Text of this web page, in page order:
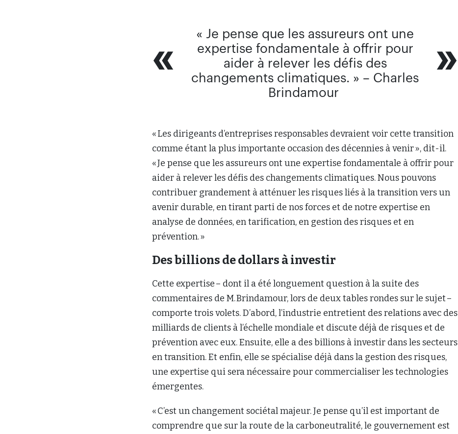
« Je pense que les assureurs ont une
expertise fondamentale à offrir pour
aider à relever les défis des
changements climatiques. » – Charles
Brindamour
« Les dirigeants d’entreprises responsables devraient voir cette transition
comme étant la plus importante occasion des décennies à venir », dit-il.
« Je pense que les assureurs ont une expertise fondamentale à offrir pour
aider à relever les défis des changements climatiques. Nous pouvons
contribuer grandement à atténuer les risques liés à la transition vers un
avenir durable, en tirant parti de nos forces et de notre expertise en
analyse de données, en tarification, en gestion des risques et en
prévention. »
Des billions de dollars à investir
Cette expertise – dont il a été longuement question à la suite des
commentaires de M. Brindamour, lors de deux tables rondes sur le sujet –
comporte trois volets. D’abord, l’industrie entretient des relations avec des
milliards de clients à l’échelle mondiale et discute déjà de risques et de
prévention avec eux. Ensuite, elle a des billions à investir dans les secteurs
en transition. Et enfin, elle se spécialise déjà dans la gestion des risques,
une expertise qui sera nécessaire pour commercialiser les technologies
émergentes.
« C’est un changement sociétal majeur. Je pense qu’il est important de
comprendre que sur la route de la carboneutralité, le gouvernement est